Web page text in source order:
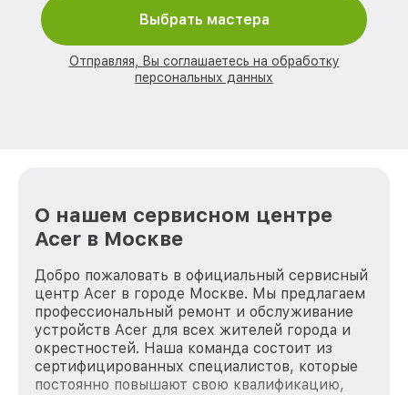
Выбрать мастера
Отправляя, Вы соглашаетесь на обработку
персональных данных
О нашем сервисном центре
Acer в Москве
Добро пожаловать в официальный сервисный
центр Acer в городе Москве. Мы предлагаем
профессиональный ремонт и обслуживание
устройств Acer для всех жителей города и
окрестностей. Наша команда состоит из
сертифицированных специалистов, которые
постоянно повышают свою квалификацию,